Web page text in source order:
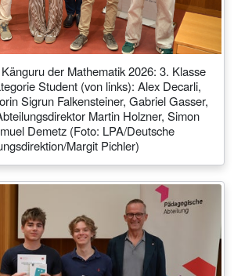
der Mathematik 2026: 3. Klasse
Student (von links): Alex Decarli,
Sigrun Falkensteiner, Gabriel Gasser,
Martin Holzner, Simon
Demetz (Foto: LPA/Deutsche
Margit Pichler)